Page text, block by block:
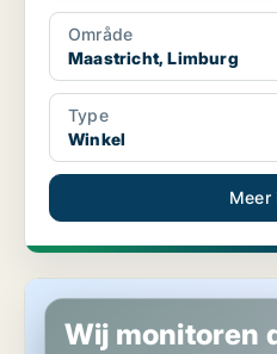
Område
Maastricht, Limburg
Type
Winkel
Meer
Winkel in Maastricht, Limburg
Wij monitoren